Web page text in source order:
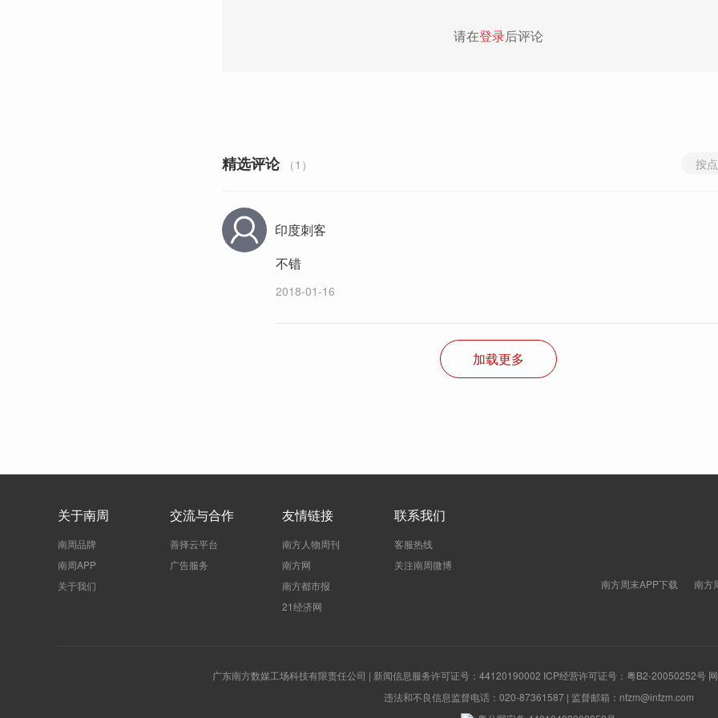
请在登录后评论
精选评论 （1） 按
印度刺客
不错
2018-01-16
加载更多
关于南周
南周品牌
南周APP
关于我们
交流与合作
善择云平台
广告服务
友情链接
南方人物周刊
南方网
南方都市报
21经济网
联系我们
客服热线
关注南周微博
南方周末APP下载
南方
广东南方数媒工场科技有限责任公司 | 新闻信息服务许可证号：44120190002 ICP经营许可证号：粤B2-20050252号 网
违法和不良信息监督电话：020-87361587 | 监督邮箱：nfzm@infzm.com